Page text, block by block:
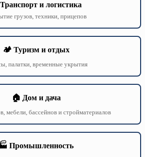
и логистика
грузов, техники, прицепов
🏕️ Туризм и отдых
палатки, временные укрытия
🏠 Дом и дача
мебели, бассейнов и стройматериалов
🏭 Промышленность